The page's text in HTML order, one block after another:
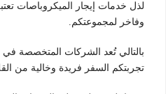
لذل خدمات إيجار الميكروباصات
وفاخر لمجموعتكم.
بالتالي تُعد الشركات المتخصصة في
تجربتكم السفر فريدة وخالية من